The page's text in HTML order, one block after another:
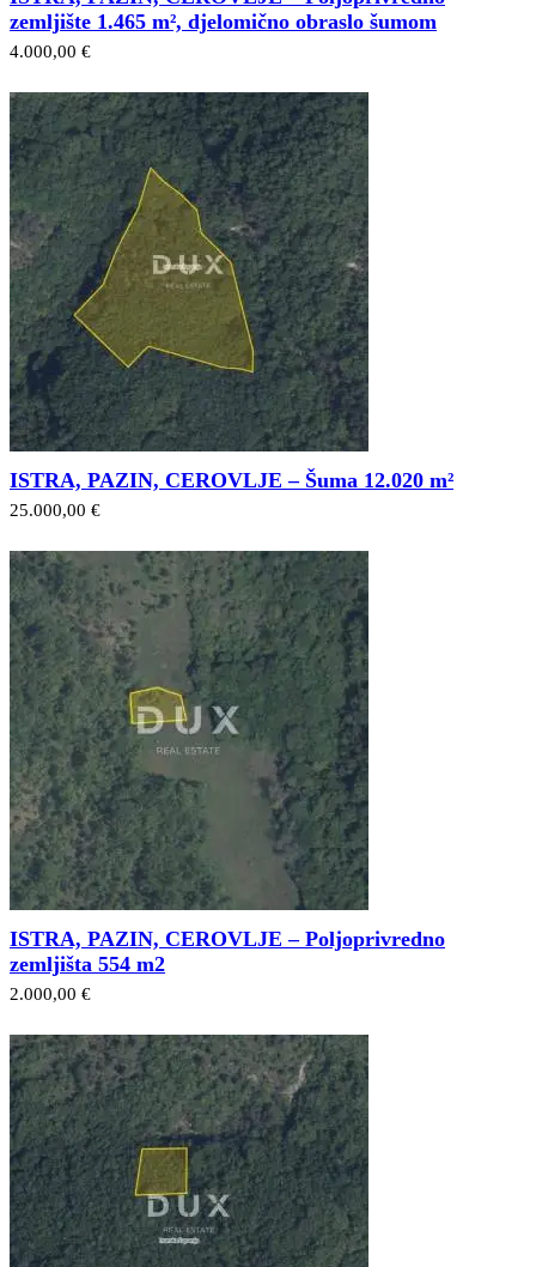
zemljište 1.465 m², djelomično obraslo šumom
4.000,00 €
ISTRA, PAZIN, CEROVLJE – Šuma 12.020 m²
25.000,00 €
ISTRA, PAZIN, CEROVLJE – Poljoprivredno
zemljišta 554 m2
2.000,00 €